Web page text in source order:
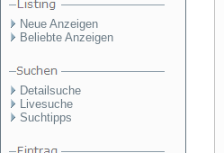
Neue Anzeigen
Beliebte Anzeigen
Detailsuche
Livesuche
Suchtipps